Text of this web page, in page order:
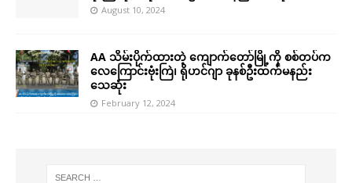
August 10, 2024
AA သိမ်းပိုက်ထားတဲ့ ကျောက်တော်မြို့ကို စစ်တပ်က
လေကြောင်းဗုံးကြဲ၊ ရိုဟင်ဂျာ ခုနစ်ဦးထက်မနည်း
သေဆုံး
February 12, 2024